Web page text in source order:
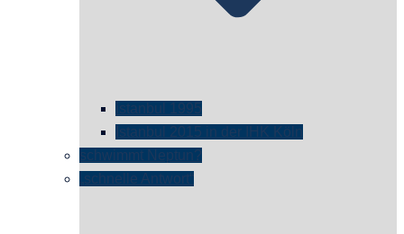
istanbul 1995
Istanbul 2015 in der IHK Köln
schwimmt Neptun?
„schnelle Antwort“